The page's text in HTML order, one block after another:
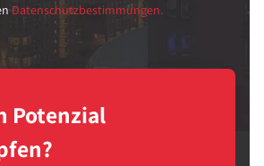
Datenschutzbestimmungen.
Potenzial